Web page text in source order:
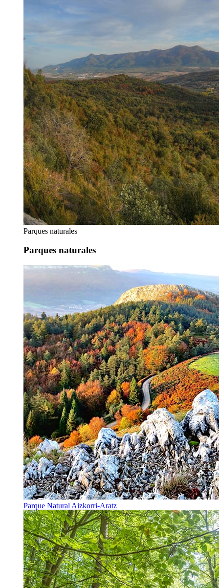
Parques naturales
Parques naturales
Parque Natural Aizkorri-Aratz